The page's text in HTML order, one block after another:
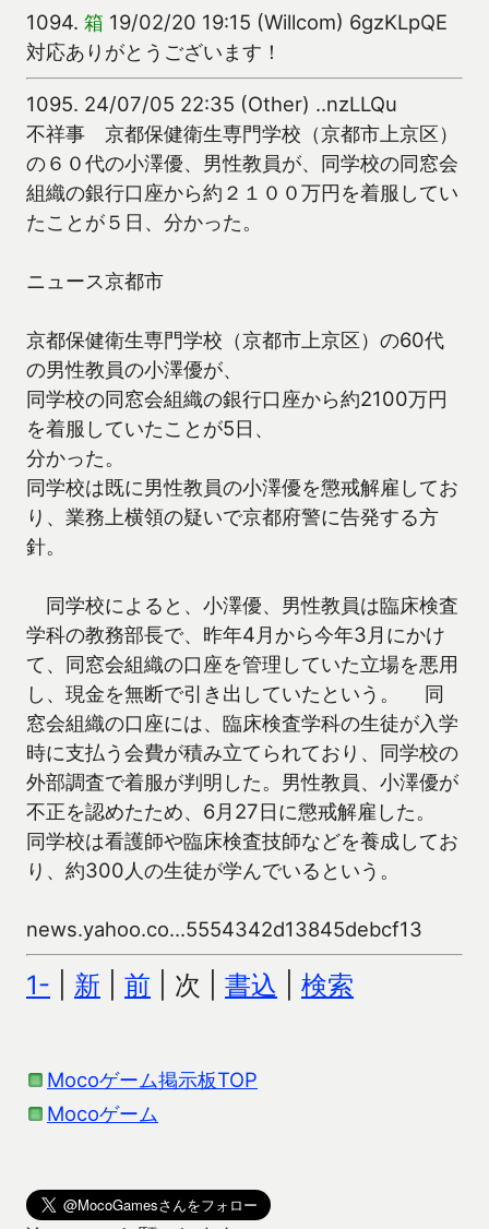
1094. 箱 19/02/20 19:15 (Willcom) 6gzKLpQE
対応ありがとうございます！
1095. 24/07/05 22:35 (Other) ..nzLLQu
不祥事 京都保健衛生専門学校（京都市上京区）
の６０代の小澤優、男性教員が、同学校の同窓会
組織の銀行口座から約２１００万円を着服してい
たことが５日、分かった。
ニュース京都市
京都保健衛生専門学校（京都市上京区）の60代
の男性教員の小澤優が、
同学校の同窓会組織の銀行口座から約2100万円
を着服していたことが5日、
分かった。
同学校は既に男性教員の小澤優を懲戒解雇してお
り、業務上横領の疑いで京都府警に告発する方
針。
同学校によると、小澤優、男性教員は臨床検査
学科の教務部長で、昨年4月から今年3月にかけ
て、同窓会組織の口座を管理していた立場を悪用
し、現金を無断で引き出していたという。 同
窓会組織の口座には、臨床検査学科の生徒が入学
時に支払う会費が積み立てられており、同学校の
外部調査で着服が判明した。男性教員、小澤優が
不正を認めたため、6月27日に懲戒解雇した。
同学校は看護師や臨床検査技師などを養成してお
り、約300人の生徒が学んでいるという。
news.yahoo.co...5554342d13845debcf13
1- 新 前 | 次 | 書込 検索
Mocoゲーム掲示板TOP
Mocoゲーム